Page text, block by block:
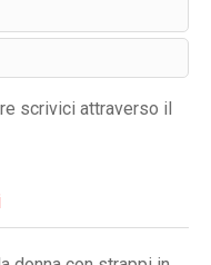
scrivici attraverso il